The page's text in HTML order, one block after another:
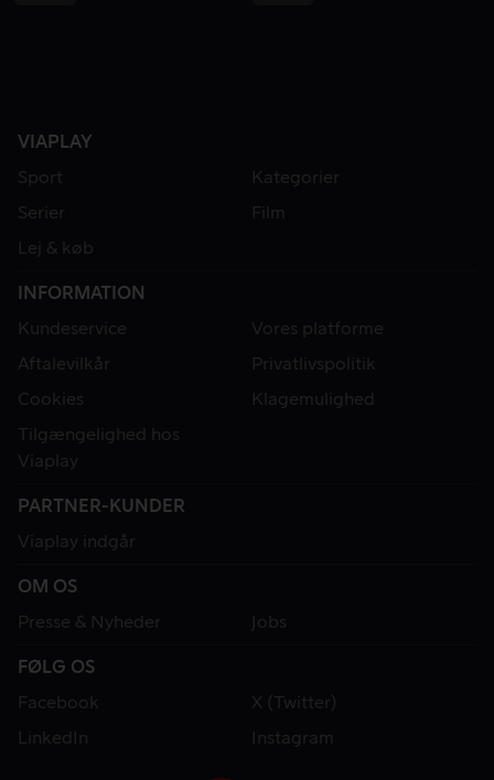
VIAPLAY
Sport
Kategorier
Serier
Film
Lej & køb
INFORMATION
Kundeservice
Vores platforme
Aftalevilkår
Privatlivspolitik
Cookies
Klagemulighed
Tilgængelighed hos
Viaplay
PARTNER-KUNDER
Viaplay indgår
OM OS
Presse & Nyheder
Jobs
FØLG OS
Facebook
X (Twitter)
LinkedIn
Instagram